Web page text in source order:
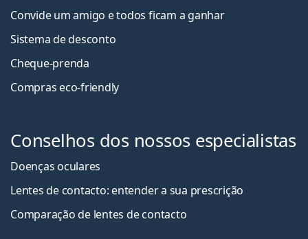
Convide um amigo e todos ficam a ganhar
Sistema de desconto
Cheque-prenda
Compras eco-friendly
Conselhos dos nossos especialistas
Doenças oculares
Lentes de contacto: entender a sua prescrição
Comparação de lentes de contacto